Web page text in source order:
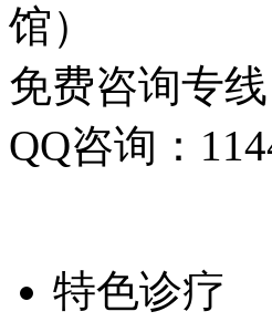
馆）
免费咨询专
QQ咨询：
特色诊疗